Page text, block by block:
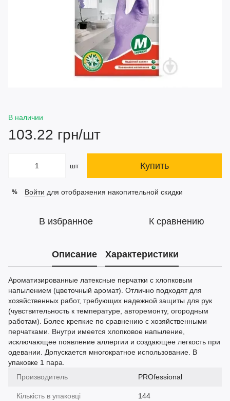
В наличии
103.22 грн/шт
шт Купить
% Войти для отображения накопительной скидки
В избранное К сравнению
Описание Характеристики
Ароматизированные латексные перчатки с хлопковым
напылением (цветочный аромат). Отлично подходят для
хозяйственных работ, требующих надежной защиты для рук
(чувствительность к температуре, авторемонту, огородным
работам). Более крепкие по сравнению с хозяйственными
перчатками. Внутри имеется хлопковое напыление,
исключающее появление аллергии и создающее легкость при
одевании. Допускается многократное использование. В
упаковке 1 пара.
Производитель
PROfessional
Кількість в упаковці 144